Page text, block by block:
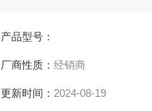
客户惠的价格
品
产品型号：
厂商性质： 经销商
更新时间： 2024-08-19